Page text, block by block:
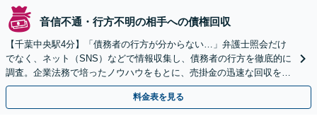
音信不通・行方不明の相手への債権回収
【千葉中央駅4分】「債務者の行方が分からない…」弁護士照会だけ
でなく、ネット（SNS）などで情報収集し、債務者の行方を徹底的に
調査。企業法務で培ったノウハウをもとに、売掛金の迅速な回収を目
指します【休日／夜間面談OK】【顧問契約】
料金表を見る